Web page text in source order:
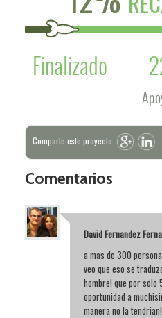
Finalizado
Comparte este proyecto
Comentarios
David Fernandez
a mas de 300
veo que eso se
hombre! que por solo
oportunidad a
manera no la tendrian!